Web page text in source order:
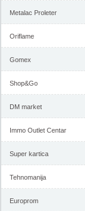
-istekla akcija-
Metalac Proleter
Oriflame
Gomex
Shop&Go
DM market
Immo Outlet Centar
Super kartica
Tehnomanija
Europrom